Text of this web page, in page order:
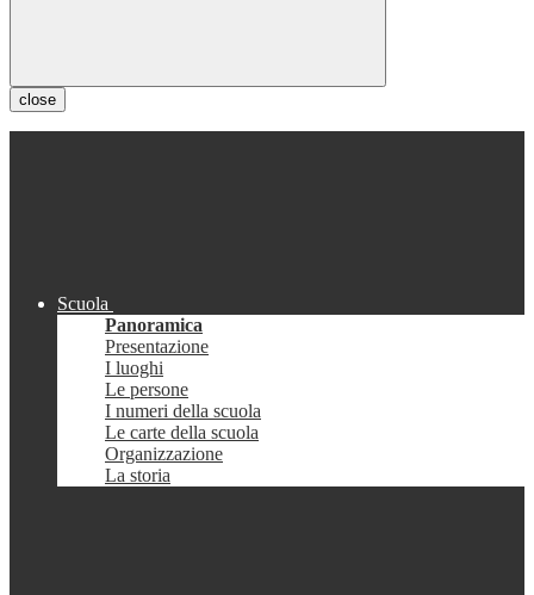
close
Scuola
Panoramica
Presentazione
I luoghi
Le persone
I numeri della scuola
Le carte della scuola
Organizzazione
La storia